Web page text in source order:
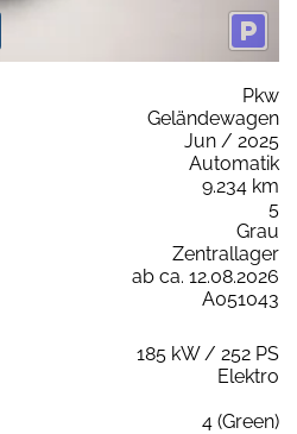
Pkw
Geländewagen
Jun / 2025
Automatik
9.234 km
5
Grau
Zentrallager
ab ca. 12.08.2026
A051043
185 kW / 252 PS
Elektro
4 (Green)